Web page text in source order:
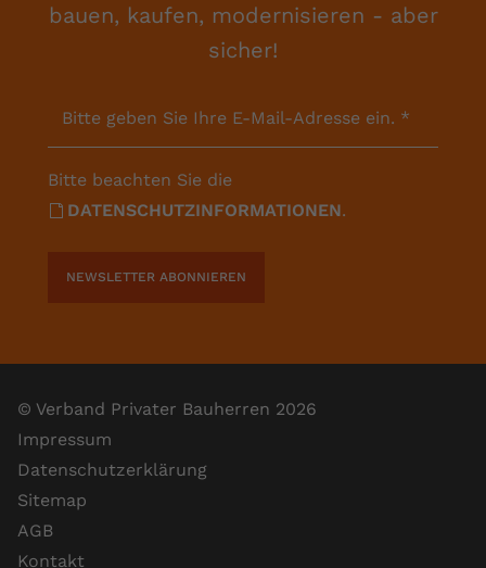
bauen, kaufen, modernisieren - aber
sicher!
Bitte geben Sie Ihre E-Mail-Adresse ein. *
Bitte beachten Sie die
DATENSCHUTZINFORMATIONEN.
NEWSLETTER ABONNIEREN
© Verband Privater Bauherren 2026
Impressum
Datenschutzerklärung
Sitemap
AGB
Kontakt